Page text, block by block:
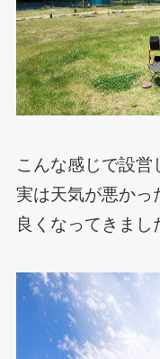
こんな感じで設営
実は天気が悪かっ
良くなってきまし